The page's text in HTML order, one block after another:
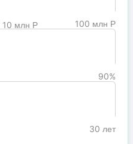
10 млн Р
100 млн Р
90%
30 лет